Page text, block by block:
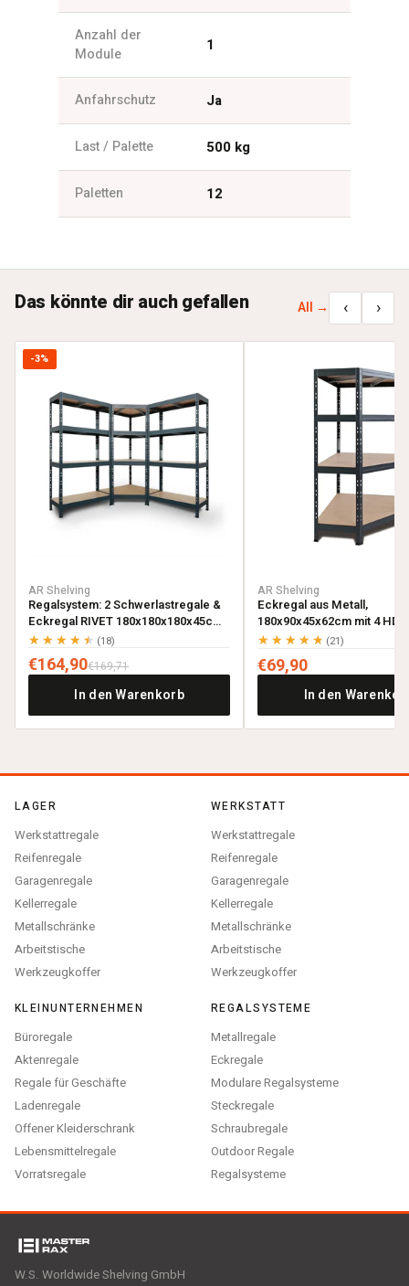
Anzahl der
Module
1
Anfahrschutz Ja
Last / Palette 500 kg
Paletten 12
Das könnte dir auch gefallen All → ‹ ›
-3%
AR Shelving
Regalsystem: 2 Schwerlastregale &
Eckregal RIVET 180x180x180x45cm
mit 4 HDF-Böden, anthrazitgrau
★★★★★ (18)
€164,90€169,71
In den Warenkorb
AR Shelving
Eckregal aus Metall,
180x90x45x62cm mit 4
anthrazitgrau
★★★★★ (21)
€69,90
In den
LAGER
Werkstattregale
Reifenregale
Garagenregale
Kellerregale
Metallschränke
Arbeitstische
Werkzeugkoffer
WERKSTATT
Werkstattregale
Reifenregale
Garagenregale
Kellerregale
Metallschränke
Arbeitstische
Werkzeugkoffer
KLEINUNTERNEHMEN
Büroregale
Aktenregale
Regale für Geschäfte
Ladenregale
Offener Kleiderschrank
Lebensmittelregale
Vorratsregale
REGALSYSTEME
Metallregale
Eckregale
Modulare Regalsysteme
Steckregale
Schraubregale
Outdoor Regale
Regalsysteme
W.S. Worldwide Shelving GmbH